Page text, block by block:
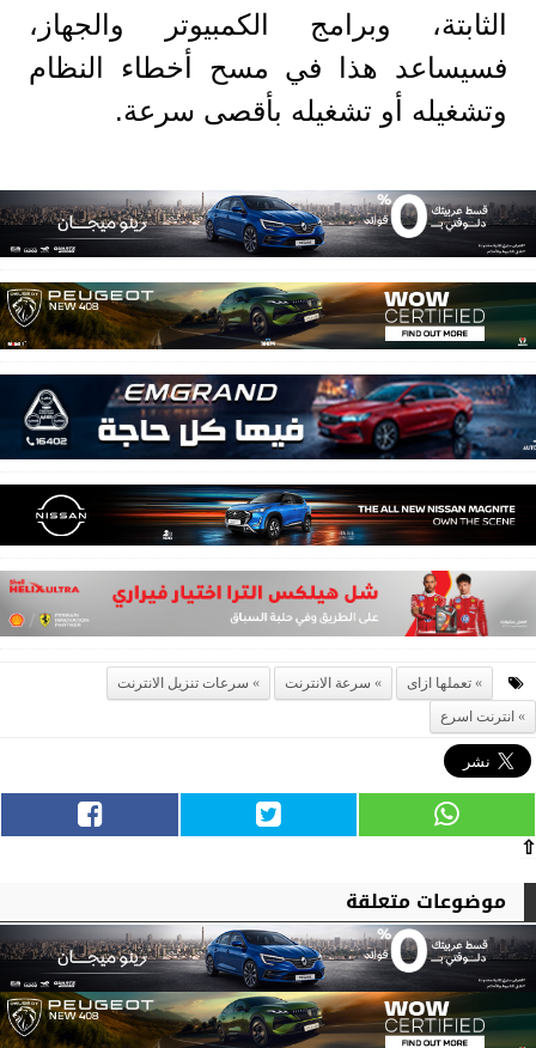
الثابتة، وبرامج الكمبيوتر والجهاز،
فسيساعد هذا في مسح أخطاء النظام
وتشغيله أو تشغيله بأقصى سرعة.
تعملها ازاى سرعة الانترنت
سرعات تنزيل الانترنت
انترنت اسرع
⇧
موضوعات متعلقة